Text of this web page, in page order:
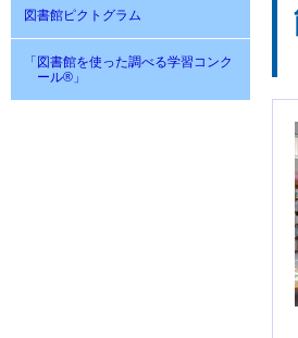
図書館ピクトグラム
「図書館を使った調べる学習コンク
ール®」